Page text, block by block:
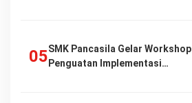
SMK Pancasila Gelar Workshop
Penguatan Implementasi…